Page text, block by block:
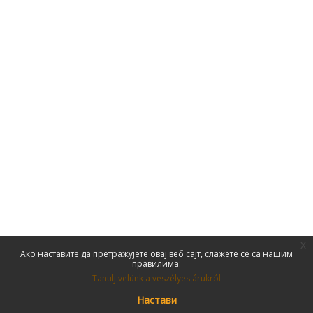
Ако наставите да претражујете овај веб сајт, слажете се са нашим
правилима:
Tanulj velünk a veszélyes árukról
Настави